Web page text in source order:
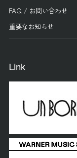
FAQ / お問い合わせ
重要なお知らせ
Link